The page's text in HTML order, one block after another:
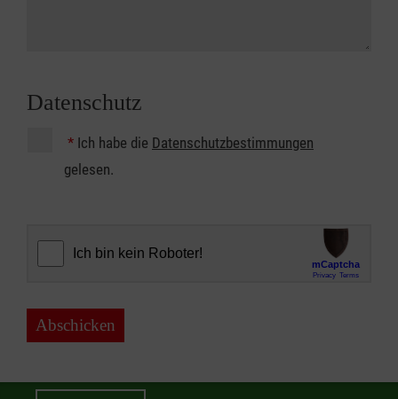
Datenschutz
* Ich habe die Datenschutzbestimmungen
gelesen.
Abschicken